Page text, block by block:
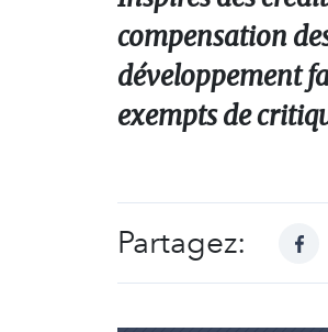
compensation
développement
exempts de
Partagez: